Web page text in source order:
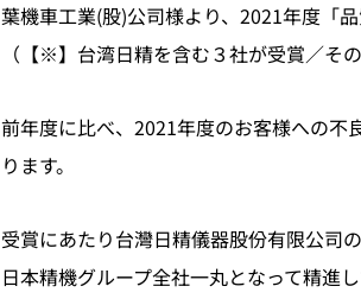
葉機車工業(股)公司様より、2021年度「
（【※】台湾日精を含む３社が受賞／そ
前年度に比べ、2021年度のお客様への不
ります。
受賞にあたり台灣日精儀器股份有限公司
日本精機グループ全社一丸となって精進